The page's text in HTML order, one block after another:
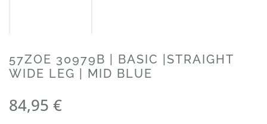
57ZOE 30979B | BASIC |STRAIGHT
WIDE LEG | MID BLUE
Regulärer Preis:
84,95 €